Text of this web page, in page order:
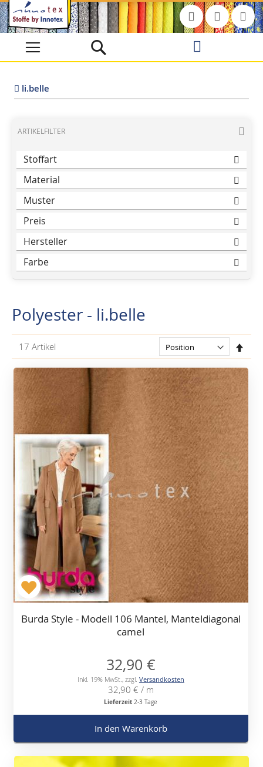
Direkt
zum
Inhalt
Polyester - li.belle
17 Artikel
Burda Style - Modell 106 Mantel, Manteldiagonal
camel
32,90 €
Inkl. 19% MwSt. , zzgl. Versandkosten
32,90 € / m
Lieferzeit 2-3 Tage
In den Warenkorb
li.belle
ARTIKELFILTER
Stoffart
Material
Muster
Preis
Hersteller
Farbe